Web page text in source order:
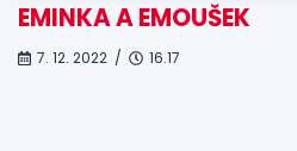
EMINKA A EMOUŠEK
7. 12. 2022 / 16.17